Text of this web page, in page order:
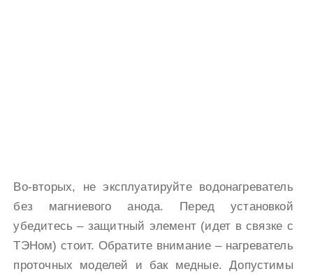
Во-вторых, не эксплуатируйте водонагреватель
без магниевого анода. Перед установкой
убедитесь – защитный элемент (идет в связке с
ТЭНом) стоит. Обратите внимание – нагреватель
проточных моделей и бак медные. Допустимы